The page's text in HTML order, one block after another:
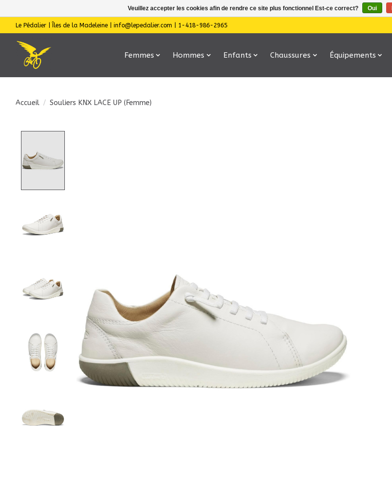
Le Pédalier | Îles de la Madeleine | info@lepedalier.com | 1-418-986-2965
Femmes Hommes Enfants Chaussures Équipements
Accueil / Souliers KNX LACE UP (Femme)
Veuillez accepter les cookies afin de rendre ce site plus fonctionnel Est-ce correct? Oui